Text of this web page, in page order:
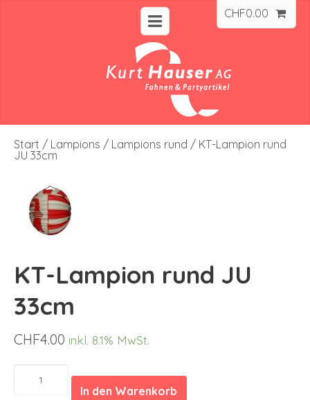
CHF0.00
Start / Lampions / Lampions rund / KT-Lampion rund
JU 33cm
KT-Lampion rund JU
33cm
CHF4.00 inkl. 8.1% MwSt.
KT-
Lampion
rund
In den Warenkorb